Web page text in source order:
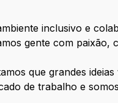
inclusivo e
gente com paixão,
que grandes
de trabalho e